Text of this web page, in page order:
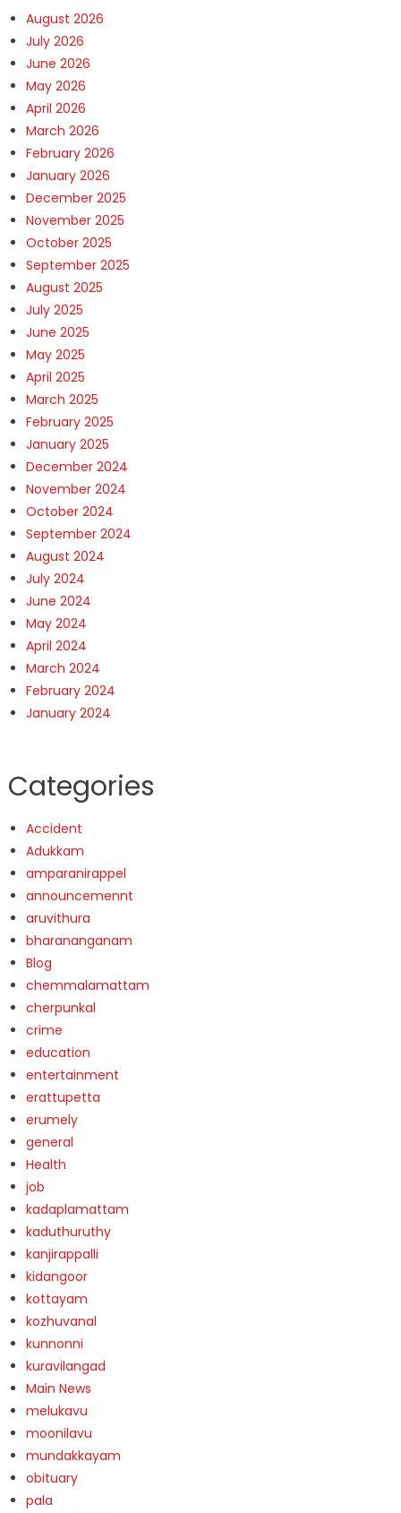
August 2026
July 2026
June 2026
May 2026
April 2026
March 2026
February 2026
January 2026
December 2025
November 2025
October 2025
September 2025
August 2025
July 2025
June 2025
May 2025
April 2025
March 2025
February 2025
January 2025
December 2024
November 2024
October 2024
September 2024
August 2024
July 2024
June 2024
May 2024
April 2024
March 2024
February 2024
January 2024
Categories
Accident
Adukkam
amparanirappel
announcemennt
aruvithura
bharananganam
Blog
chemmalamattam
cherpunkal
crime
education
entertainment
erattupetta
erumely
general
Health
job
kadaplamattam
kaduthuruthy
kanjirappalli
kidangoor
kottayam
kozhuvanal
kunnonni
kuravilangad
Main News
melukavu
moonilavu
mundakkayam
obituary
pala